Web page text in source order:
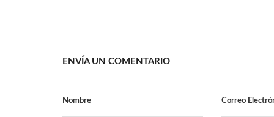
ENVÍA UN COMENTARIO
Nombre Correo